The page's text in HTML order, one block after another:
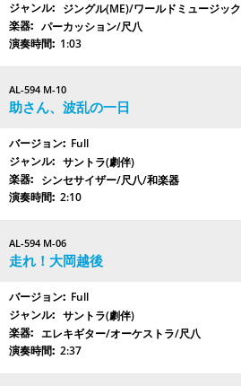
ジングル(ME)/ワールドミュージック
パーカッション/尺八
1:03
AL-594 M-10
助さん、波乱の一日
Full
サントラ(劇伴)
シンセサイザー/尺八/和楽器
2:10
AL-594 M-06
走れ！大岡越後
Full
サントラ(劇伴)
エレキギター/オーケストラ/尺八
2:37